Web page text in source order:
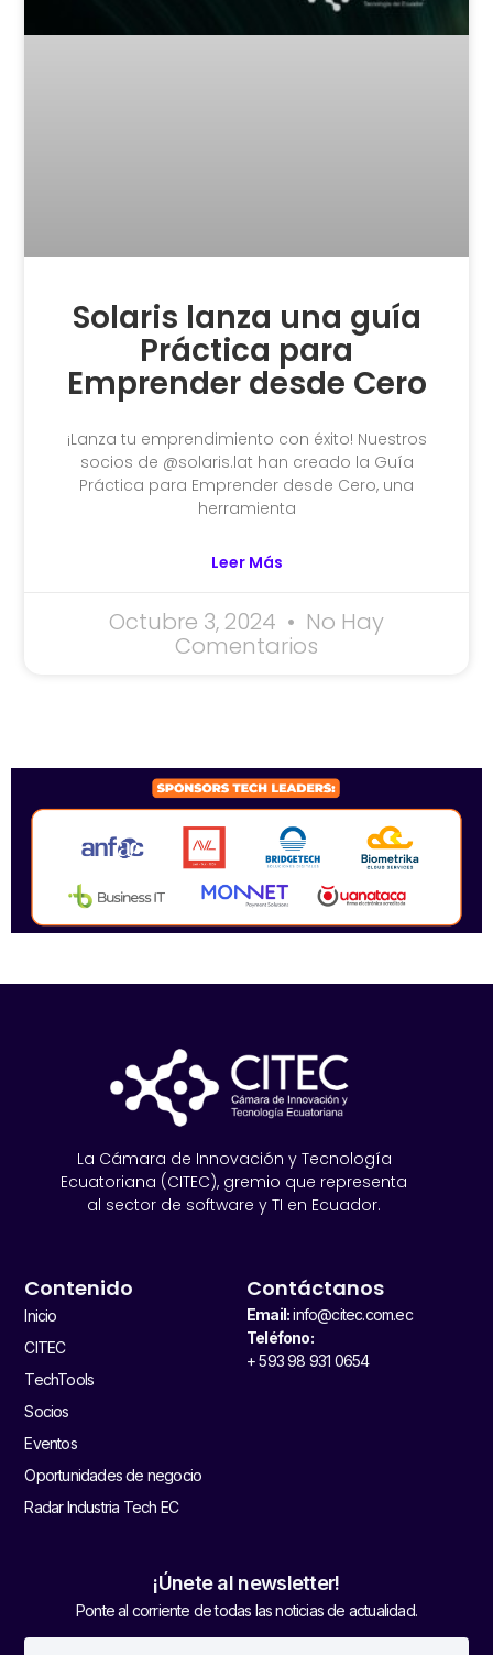
Solaris lanza una guía
Práctica para
Emprender desde Cero
¡Lanza tu emprendimiento con éxito! Nuestros
socios de @solaris.lat han creado la Guía
Práctica para Emprender desde Cero, una
herramienta
Leer Más
Octubre 3, 2024 No Hay
Comentarios
La Cámara de Innovación y Tecnología
Ecuatoriana (CITEC), gremio que representa
al sector de software y TI en Ecuador.
Contenido
Inicio
CITEC
TechTools
Socios
Eventos
Oportunidades de negocio
Radar Industria Tech EC
Contáctanos
Email:info@citec.com.ec
Teléfono:
+ 593 98 931 0654
¡Únete al newsletter!
Ponte al corriente de todas las noticias de actualidad.